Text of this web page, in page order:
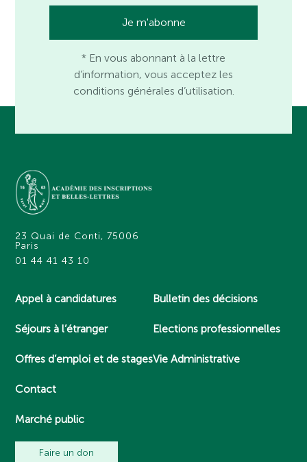
* En vous abonnant à la lettre
d’information, vous acceptez les
conditions générales d’utilisation.
23 Quai de Conti, 75006
Paris
01 44 41 43 10
Appel à candidatures
Séjours à l’étranger
Offres d’emploi et de stages
Contact
Marché public
Bulletin des décisions
Elections professionnelles
Vie Administrative
Faire un don